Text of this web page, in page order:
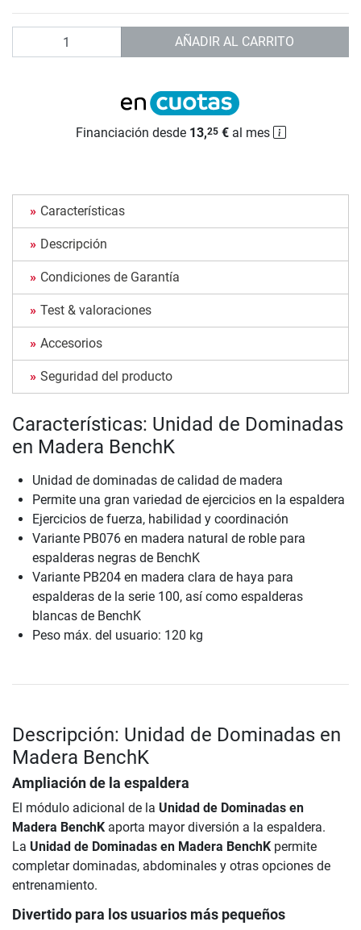
AÑADIR AL CARRITO
Financiación desde 13,25€al mes
Características
Descripción
Condiciones de Garantía
Test & valoraciones
Accesorios
Seguridad del producto
Características: Unidad de Dominadas
en Madera BenchK
Unidad de dominadas de calidad de madera
Permite una gran variedad de ejercicios en la espaldera
Ejercicios de fuerza, habilidad y coordinación
Variante PB076 en madera natural de roble para
espalderas negras de BenchK
Variante PB204 en madera clara de haya para
espalderas de la serie 100, así como espalderas
blancas de BenchK
Peso máx. del usuario: 120 kg
Descripción: Unidad de Dominadas en
Madera BenchK
Ampliación de la espaldera
El módulo adicional de la Unidad de Dominadas en
Madera BenchK aporta mayor diversión a la espaldera.
La Unidad de Dominadas en Madera BenchK permite
completar dominadas, abdominales y otras opciones de
entrenamiento.
Divertido para los usuarios más pequeños